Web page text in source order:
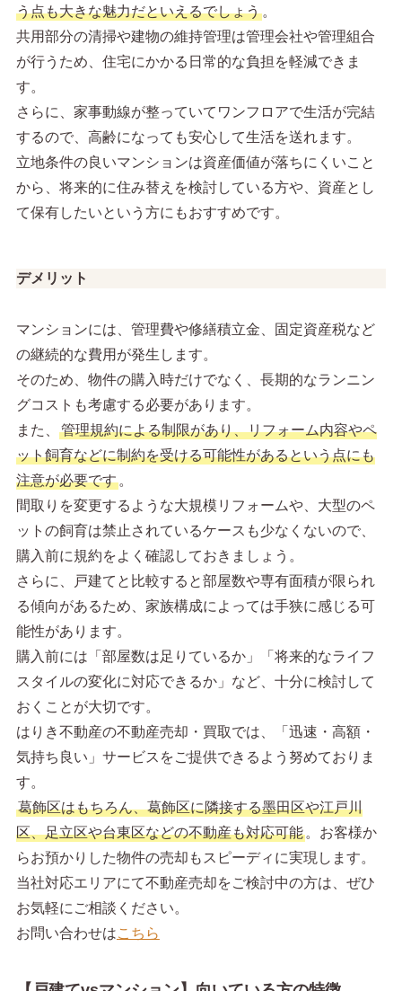
う点も大きな魅力だといえるでしょう。
共用部分の清掃や建物の維持管理は管理会社や管理組合
が行うため、住宅にかかる日常的な負担を軽減できま
す。
さらに、家事動線が整っていてワンフロアで生活が完結
するので、高齢になっても安心して生活を送れます。
立地条件の良いマンションは資産価値が落ちにくいこと
から、将来的に住み替えを検討している方や、資産とし
て保有したいという方にもおすすめです。
デメリット
マンションには、管理費や修繕積立金、固定資産税など
の継続的な費用が発生します。
そのため、物件の購入時だけでなく、長期的なランニン
グコストも考慮する必要があります。
また、
管理規約による制限があり、リフォーム内容やペ
ット飼育などに制約を受ける可能性があるという点にも
注意が必要です。
間取りを変更するような大規模リフォームや、大型のペ
ットの飼育は禁止されているケースも少なくないので、
購入前に規約をよく確認しておきましょう。
さらに、戸建てと比較すると部屋数や専有面積が限られ
る傾向があるため、家族構成によっては手狭に感じる可
能性があります。
購入前には「部屋数は足りているか」「将来的なライフ
スタイルの変化に対応できるか」など、十分に検討して
おくことが大切です。
はりき不動産の不動産売却・買取では、「迅速・高額・
気持ち良い」サービスをご提供できるよう努めておりま
す。
葛飾区はもちろん、葛飾区に隣接する墨田区や江戸川
区、足立区や台東区などの不動産も対応可能。お客様か
らお預かりした物件の売却もスピーディに実現します。
当社対応エリアにて不動産売却をご検討中の方は、ぜひ
お気軽にご相談ください。
お問い合わせはこちら